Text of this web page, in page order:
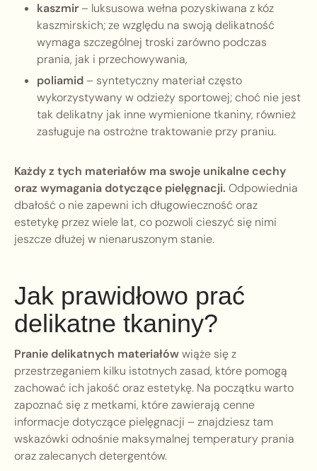
kaszmir– luksusowa wełna pozyskiwana z kóz
kaszmirskich; ze względu na swoją delikatność
wymaga szczególnej troski zarówno podczas
prania, jak i przechowywania,
poliamid– syntetyczny materiał często
wykorzystywany w odzieży sportowej; choć nie jest
tak delikatny jak inne wymienione tkaniny, również
zasługuje na ostrożne traktowanie przy praniu.
Każdy z tych materiałów ma swoje unikalne cechy
oraz wymagania dotyczące pielęgnacji. Odpowiednia
dbałość o nie zapewni ich długowieczność oraz
estetykę przez wiele lat, co pozwoli cieszyć się nimi
jeszcze dłużej w nienaruszonym stanie.
Jak prawidłowo prać
delikatne tkaniny?
Pranie delikatnych materiałówwiąże się z
przestrzeganiem kilku istotnych zasad, które pomogą
zachować ich jakość oraz estetykę. Na początku warto
zapoznać się z metkami, które zawierają cenne
informacje dotyczące pielęgnacji – znajdziesz tam
wskazówki odnośnie maksymalnej temperatury prania
oraz zalecanych detergentów.